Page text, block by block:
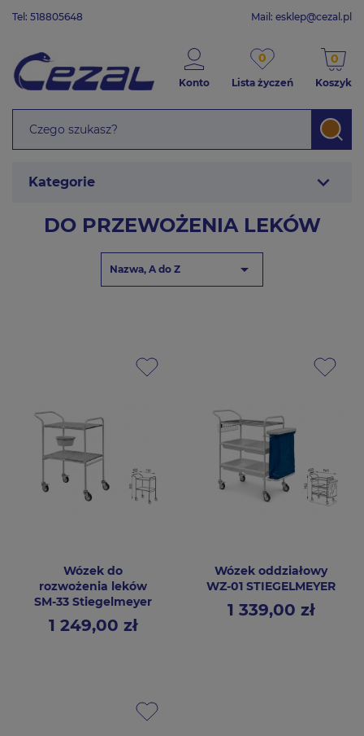
Tel: 518805648 Mail: esklep@cezal.pl
Konto
0
Lista życzeń
0
Koszyk
Kategorie expand_more
DO PRZEWOŻENIA LEKÓW
Nazwa, A do Z 
Wózek do
rozwożenia leków
SM-33 Stiegelmeyer
Cena1 249,00 zł
Wózek oddziałowy
WZ-01 STIEGELMEYER
Cena1 339,00 zł